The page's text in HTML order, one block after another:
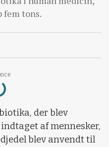
fem tons.
der blev
af mennesker,
blev anvendt til